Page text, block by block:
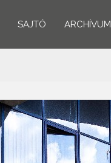
SAJTÓ ARCHÍVUM